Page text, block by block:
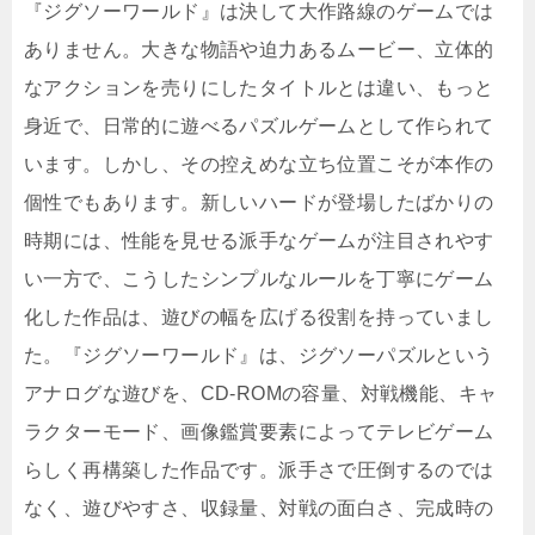
『ジグソーワールド』は決して大作路線のゲームでは
ありません。大きな物語や迫力あるムービー、立体的
なアクションを売りにしたタイトルとは違い、もっと
身近で、日常的に遊べるパズルゲームとして作られて
います。しかし、その控えめな立ち位置こそが本作の
個性でもあります。新しいハードが登場したばかりの
時期には、性能を見せる派手なゲームが注目されやす
い一方で、こうしたシンプルなルールを丁寧にゲーム
化した作品は、遊びの幅を広げる役割を持っていまし
た。『ジグソーワールド』は、ジグソーパズルという
アナログな遊びを、CD-ROMの容量、対戦機能、キャ
ラクターモード、画像鑑賞要素によってテレビゲーム
らしく再構築した作品です。派手さで圧倒するのでは
なく、遊びやすさ、収録量、対戦の面白さ、完成時の